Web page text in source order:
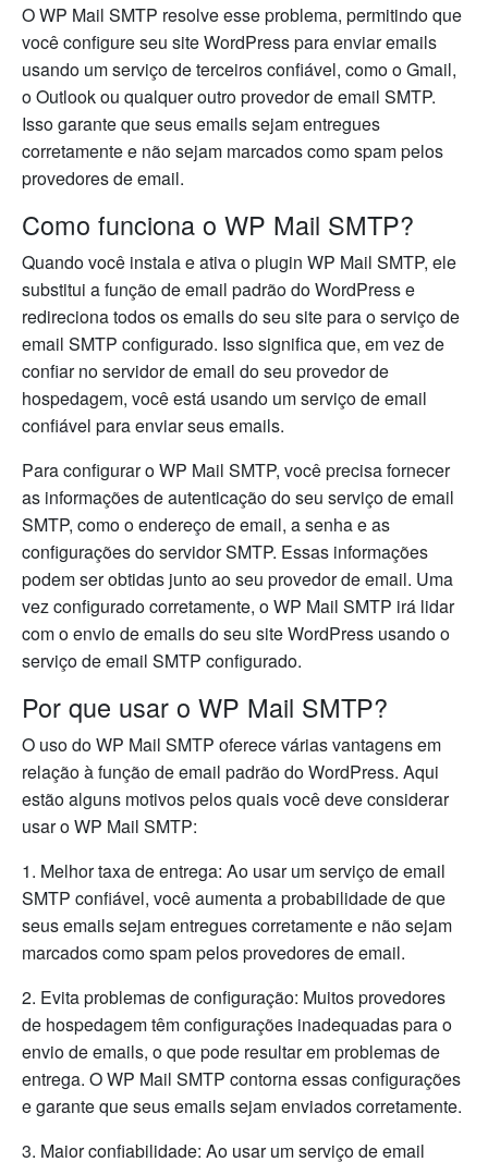
O WP Mail SMTP resolve esse problema, permitindo que
você configure seu site WordPress para enviar emails
usando um serviço de terceiros confiável, como o Gmail,
o Outlook ou qualquer outro provedor de email SMTP.
Isso garante que seus emails sejam entregues
corretamente e não sejam marcados como spam pelos
provedores de email.
Como funciona o WP Mail SMTP?
Quando você instala e ativa o plugin WP Mail SMTP, ele
substitui a função de email padrão do WordPress e
redireciona todos os emails do seu site para o serviço de
email SMTP configurado. Isso significa que, em vez de
confiar no servidor de email do seu provedor de
hospedagem, você está usando um serviço de email
confiável para enviar seus emails.
Para configurar o WP Mail SMTP, você precisa fornecer
as informações de autenticação do seu serviço de email
SMTP, como o endereço de email, a senha e as
configurações do servidor SMTP. Essas informações
podem ser obtidas junto ao seu provedor de email. Uma
vez configurado corretamente, o WP Mail SMTP irá lidar
com o envio de emails do seu site WordPress usando o
serviço de email SMTP configurado.
Por que usar o WP Mail SMTP?
O uso do WP Mail SMTP oferece várias vantagens em
relação à função de email padrão do WordPress. Aqui
estão alguns motivos pelos quais você deve considerar
usar o WP Mail SMTP:
1. Melhor taxa de entrega: Ao usar um serviço de email
SMTP confiável, você aumenta a probabilidade de que
seus emails sejam entregues corretamente e não sejam
marcados como spam pelos provedores de email.
2. Evita problemas de configuração: Muitos provedores
de hospedagem têm configurações inadequadas para o
envio de emails, o que pode resultar em problemas de
entrega. O WP Mail SMTP contorna essas configurações
e garante que seus emails sejam enviados corretamente.
3. Maior confiabilidade: Ao usar um serviço de email